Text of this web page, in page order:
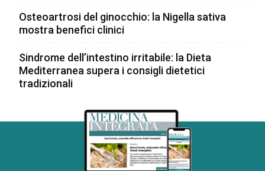
Osteoartrosi del ginocchio: la Nigella sativa
mostra benefici clinici
Sindrome dell’intestino irritabile: la Dieta
Mediterranea supera i consigli dietetici
tradizionali